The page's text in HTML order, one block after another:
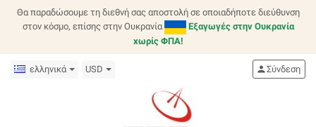
Θα παραδώσουμε τη διεθνή σας αποστολή σε οποιαδήποτε διεύθυνση
στον κόσμο, επίσης στην Ουκρανία
Εξαγωγές στην Ουκρανία
χωρίς ΦΠΑ!
ελληνικά USD personΣύνδεση